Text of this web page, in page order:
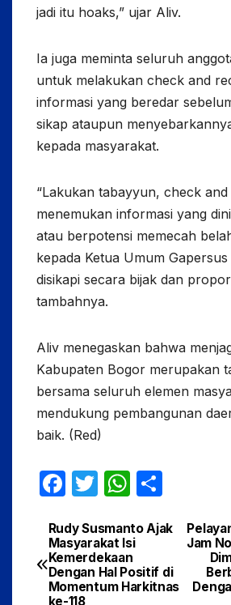
jadi itu hoaks,” ujar Aliv.
Ia juga meminta seluruh
untuk melakukan check and
informasi yang beredar
sikap ataupun
kepada masyarakat.
“Lakukan tabayyun, check
menemukan informasi yang
atau berpotensi memecah
kepada Ketua Umum
disikapi secara bijak dan
tambahnya.
Aliv menegaskan bahwa
Kabupaten Bogor merupakan
bersama seluruh elemen
mendukung pembangunan
baik. (Red)
F
c
e
b
T
itt
er
W
at
s
A
ar
e
Navigasi
pos
Jam
Rudy Susmanto Ajak
Masyarakat Isi
Kemerdekaan
Dengan Hal Positif di
Momentum Harkitnas
ke-118